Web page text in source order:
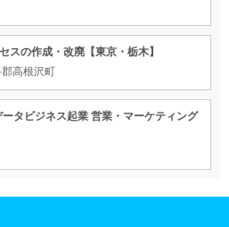
の作成・改廃【東京・栃木】
高根沢町
タビジネス起業 営業・マーケティング